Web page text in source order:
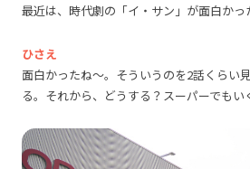
最近は、時代劇の「イ・サン」が面白かっ
ひさえ
面白かったね～。そういうのを2話くらい
る。それから、どうする？スーパーでもい